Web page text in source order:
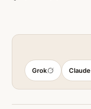
Claude
Grok